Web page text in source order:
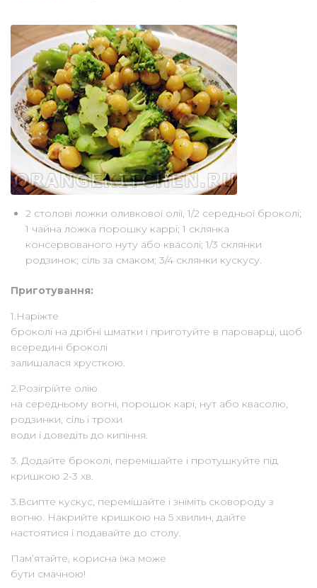
2 столові ложки оливкової олії, 1/2 середньої броколі;
1 чайна ложка порошку каррі; 1 склянка
консервованого нуту або квасолі; 1/3 склянки
родзинок; сіль за смаком; 3/4 склянки кускусу.
Приготування:
1.Наріжте
броколі на дрібні шматки і приготуйте в пароварці, щоб
всередині броколі
залишалася хрусткою.
2.Розігрійте олію
на середньому вогні, порошок карі, нут або квасолю,
родзинки, сіль і трохи
води і доведіть до кипіння.
3. Додайте броколі, перемішайте і протушкуйте під
кришкою 2-3 хв.
3.Всипте кускус, перемішайте і зніміть сковороду з
вогню. Накрийте кришкою на 5 хвилин, дайте
настоятися і подавайте до столу.
Пам’ятайте, корисна їжа може
бути смачною!